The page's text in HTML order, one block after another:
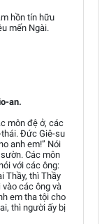
hồn tín hữu
mến Ngài.
an.
môn đệ ở, các
Đức Giê-su
anh em!” Nói
Các môn
với các ông:
Thầy, thì Thầy
vào các ông và
em tha tội cho
thì người ấy bị